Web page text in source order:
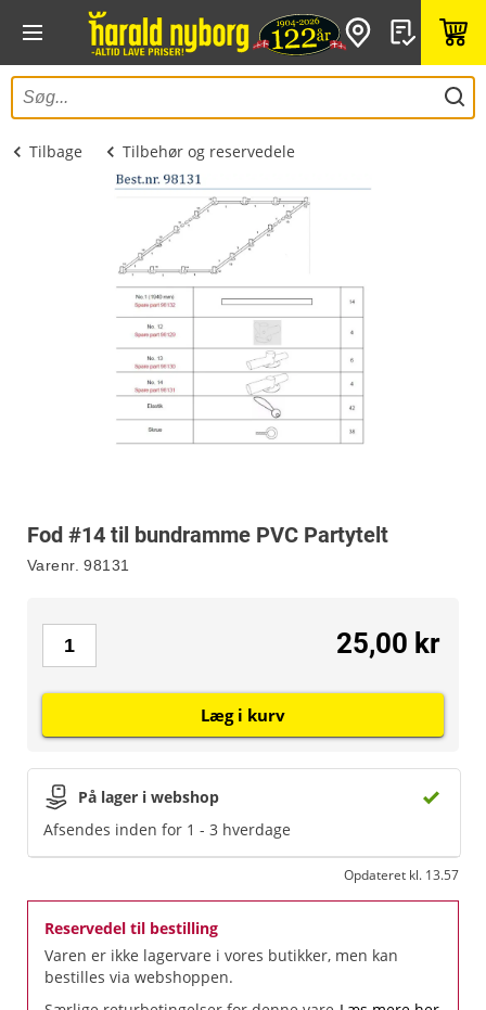
Tilbage Tilbehør og reservedele
Fod #14 til bundramme PVC Partytelt
Varenr. 98131
På lager i webshop
Afsendes inden for 1 - 3 hverdage
Opdateret kl. 13.57
Reservedel til bestilling
Varen er ikke lagervare i vores butikker, men kan
bestilles via webshoppen.
25,00 kr
Læg i kurv